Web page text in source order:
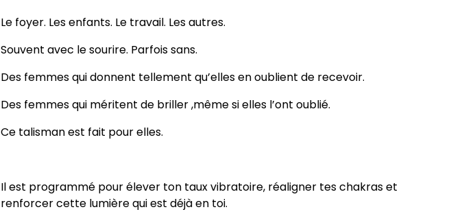
Le foyer. Les enfants. Le travail. Les autres.
Souvent avec le sourire. Parfois sans.
Des femmes qui donnent tellement qu’elles en oublient de recevoir.
Des femmes qui méritent de briller ,même si elles l’ont oublié.
Ce talisman est fait pour elles.
Il est programmé pour élever ton taux vibratoire, réaligner tes chakras et
renforcer cette lumière qui est déjà en toi.